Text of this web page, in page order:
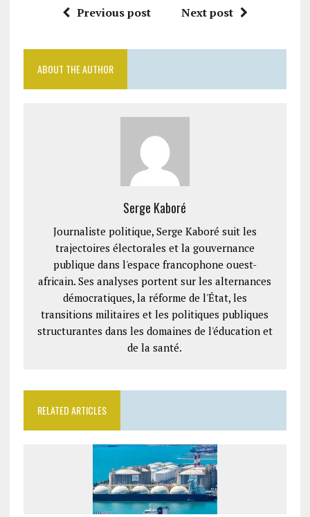
Previous post Next post
ABOUT THE AUTHOR
Serge Kaboré
Journaliste politique, Serge Kaboré suit les
trajectoires électorales et la gouvernance
publique dans l'espace francophone ouest-
africain. Ses analyses portent sur les alternances
démocratiques, la réforme de l'État, les
transitions militaires et les politiques publiques
structurantes dans les domaines de l'éducation et
de la santé.
RELATED ARTICLES